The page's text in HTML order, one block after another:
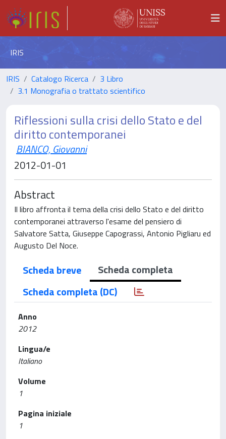
IRIS
IRIS Catalogo Ricerca
3 Libro
3.1 Monografia o trattato scientifico
Riflessioni sulla crisi dello Stato e del
diritto contemporanei
BIANCO, Giovanni
2012-01-01
Abstract
Il libro affronta il tema della crisi dello Stato e del diritto
contemporanei attraverso l'esame del pensiero di
Salvatore Satta, Giuseppe Capograssi, Antonio Pigliaru ed
Augusto Del Noce.
Scheda breve
Scheda completa
Scheda completa (DC)
Anno
2012
Lingua/e
Italiano
Volume
1
Pagina iniziale
1